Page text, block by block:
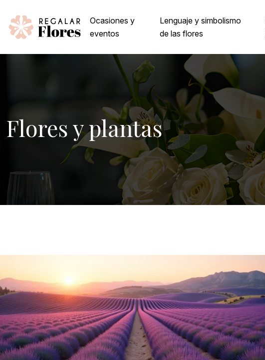
Ocasiones y
eventos
Lenguaje y simbolismo
de las flores
Flores y plantas